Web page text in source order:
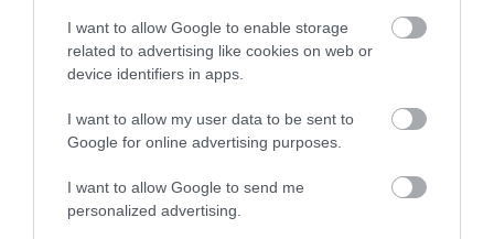
I want to allow Google to enable storage
related to advertising like cookies on web or
device identifiers in apps.
I want to allow my user data to be sent to
Google for online advertising purposes.
I want to allow Google to send me
personalized advertising.
A KOALA EVOLÚCIÓS MÚLTJA
SOKKAL DRÁMAIBB, MINT A
EUKALIPTUSZRÁGCSÁLÁS
SUGALLJA
A KORALLZÁTONY NEM CSAK
LAKÓJÁT MUTATTA MEG
2026-08-06